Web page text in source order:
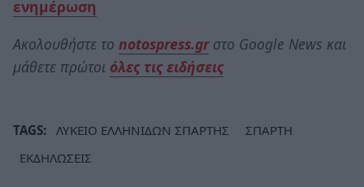
ενημέρωση
Ακολουθήστε το notospress.grστο Google News και
μάθετε πρώτοι όλες τις ειδήσεις
TAGS: ΛΥΚΕΙΟ ΕΛΛΗΝΙΔΩΝ ΣΠΑΡΤΗΣ
ΣΠΑΡΤΗ
ΕΚΔΗΛΩΣΕΙΣ